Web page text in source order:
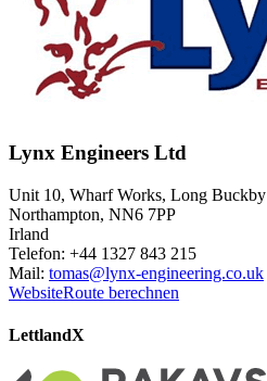
Lynx Engineers Ltd
Unit 10, Wharf Works, Long Buckby
Northampton, NN6 7PP
Irland
Telefon: +44 1327 843 215
Mail: tomas@lynx-engineering.co.uk
WebsiteRoute berechnen
LettlandX